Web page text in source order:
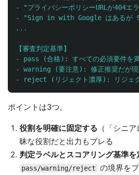
- "プライバシーポリシーURLが404エ
- "Sign in with Google はあるが
...
【審査判定基準】
- pass (合格): すべての必須要件を満
- warning (要注意): 修正推奨だが現
- reject (リジェクト濃厚): リジェク
ポイントは3つ。
役割を明確に固定する （「シニ
昧な役割だと出力もブレる
判定ラベルとスコアリング基準を
pass/warning/reject
の境界を